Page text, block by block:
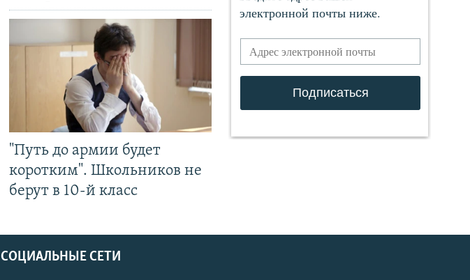
"Путь до армии будет
коротким". Школьников не
берут в 10-й класс
СОЦИАЛЬНЫЕ СЕТИ